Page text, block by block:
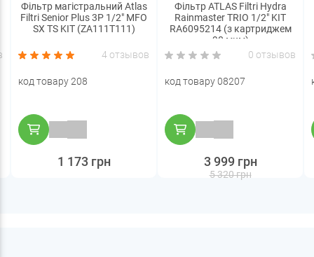
Фільтр магістральний Atlas
Filtri Senior Plus 3P 1/2" MFO
SX TS KIT (ZA111T111)
4 отзывов
код товару 208
1 173 грн
Фільтр ATLAS Filtri Hydra
Rainmaster TRIO 1/2" KIT
RA6095214 (з картриджем
90 мкм)
0 отзывов
код товару 08207
5 320 грн
3 999 грн